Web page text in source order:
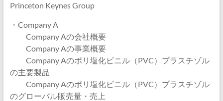
Princeton Keynes Group
・Company A
Company Aの会社概要
Company Aの事業概要
Company Aのポリ塩化ビニル（PVC）プラスチゾル
の主要製品
Company Aのポリ塩化ビニル（PVC）プラスチゾル
のグローバル販売量・売上